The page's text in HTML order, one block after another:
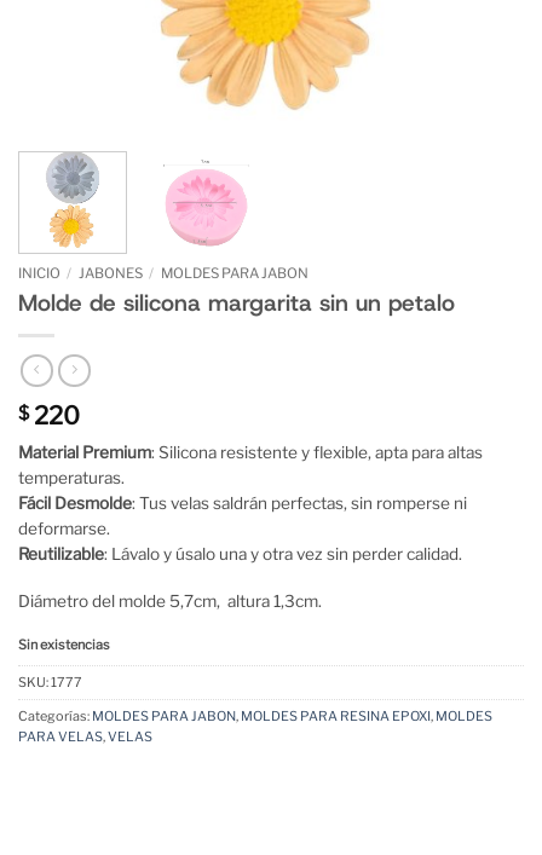
INICIO / JABONES / MOLDES PARA JABON
Molde de silicona margarita sin un petalo
$220
Material Premium: Silicona resistente y flexible, apta para altas
temperaturas.
Fácil Desmolde: Tus velas saldrán perfectas, sin romperse ni
deformarse.
Reutilizable: Lávalo y úsalo una y otra vez sin perder calidad.
Diámetro del molde 5,7cm, altura 1,3cm.
Sin existencias
SKU:1777
Categorías: MOLDES PARA JABON, MOLDES PARA RESINA EPOXI, MOLDES
PARA VELAS,VELAS